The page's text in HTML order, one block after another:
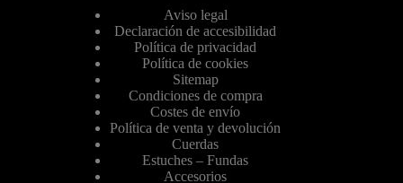
Aviso legal
Declaración de accesibilidad
Política de privacidad
Política de cookies
Sitemap
Condiciones de compra
Costes de envío
Política de venta y devolución
Cuerdas
Estuches – Fundas
Accesorios